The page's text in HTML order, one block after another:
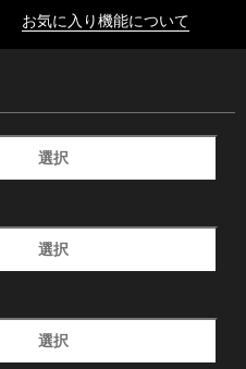
お気に入り機能について
選択
選択
選択